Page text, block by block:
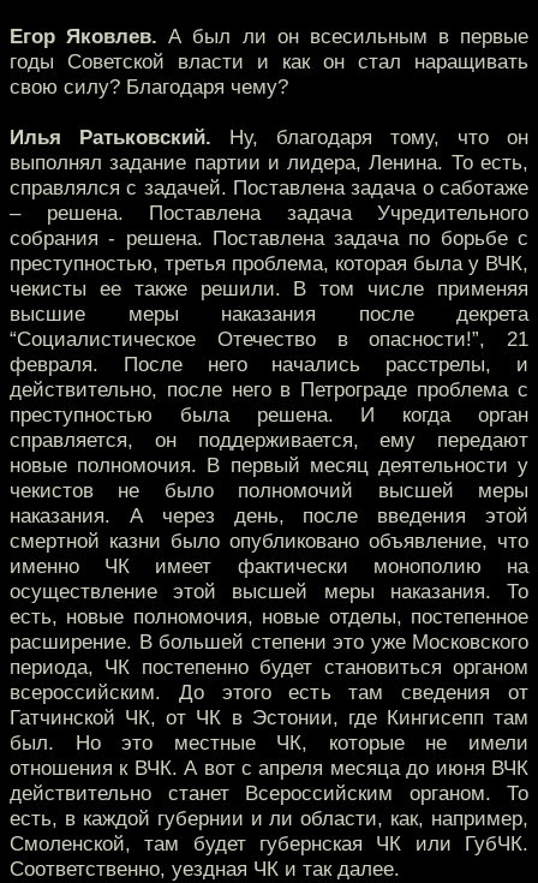
Егор Яковлев. А был ли он всесильным в первые
годы Советской власти и как он стал наращивать
свою силу? Благодаря чему?
Илья Ратьковский. Ну, благодаря тому, что он
выполнял задание партии и лидера, Ленина. То есть,
справлялся с задачей. Поставлена задача о саботаже
– решена. Поставлена задача Учредительного
собрания - решена. Поставлена задача по борьбе с
преступностью, третья проблема, которая была у ВЧК,
чекисты ее также решили. В том числе применяя
высшие меры наказания после декрета
“Социалистическое Отечество в опасности!”, 21
февраля. После него начались расстрелы, и
действительно, после него в Петрограде проблема с
преступностью была решена. И когда орган
справляется, он поддерживается, ему передают
новые полномочия. В первый месяц деятельности у
чекистов не было полномочий высшей меры
наказания. А через день, после введения этой
смертной казни было опубликовано объявление, что
именно ЧК имеет фактически монополию на
осуществление этой высшей меры наказания. То
есть, новые полномочия, новые отделы, постепенное
расширение. В большей степени это уже Московского
периода, ЧК постепенно будет становиться органом
всероссийским. До этого есть там сведения от
Гатчинской ЧК, от ЧК в Эстонии, где Кингисепп там
был. Но это местные ЧК, которые не имели
отношения к ВЧК. А вот с апреля месяца до июня ВЧК
действительно станет Всероссийским органом. То
есть, в каждой губернии и ли области, как, например,
Смоленской, там будет губернская ЧК или ГубЧК.
Соответственно, уездная ЧК и так далее.